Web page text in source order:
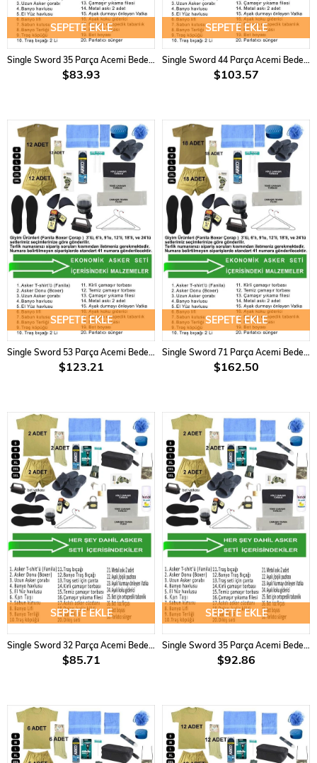
SEPETE EKLE
$83.93
SEPETE EKLE
$103.57
SEPETE EKLE
$123.21
SEPETE EKLE
$162.50
SEPETE EKLE
$85.71
SEPETE EKLE
$92.86